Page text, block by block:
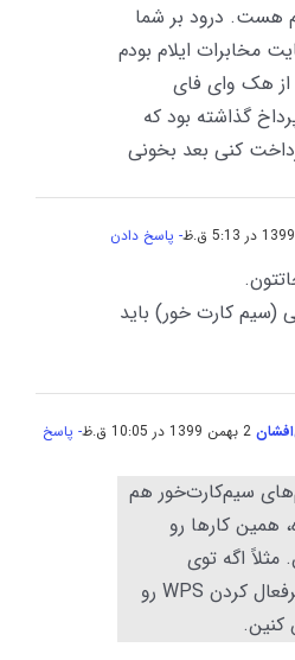
هست. درود بر شما
مخابرات ایلام بودم
از هک وای فای
گذاشته بود که
کنی بعد بخونی
- پاسخ دادن
(سیم کارت خور) باید
- پاسخ
سیم‌کارت‌خور هم
همین کارها رو
مثلاً اگه توی
تنظیمات، قابلیت غیرفعال کردن WPS رو
کنین.